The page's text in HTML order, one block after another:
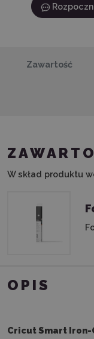
Zawartość
W skład produktu
OPIS
Cricut Smart Iron-